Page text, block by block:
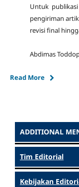
Untuk
pengiriman
revisi final
Abdimas
Read More
ADDITIONAL
Tim Editorial
Kebijakan